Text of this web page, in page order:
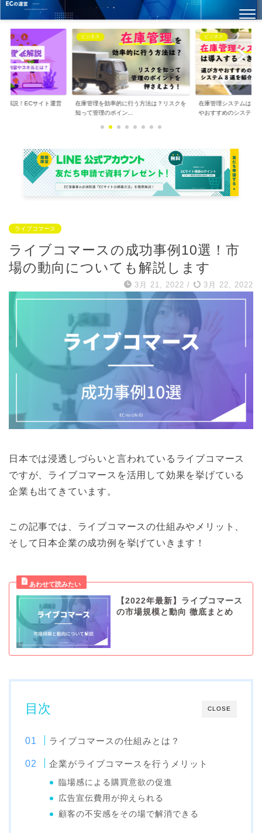
解説！ECサイト運営
ビジネス
在庫管理を効率的に行う方法は？リスクを
知って管理のポイン...
ビジネス
在庫管理システムは導
やおすすめのシステ...
ライブコマース
ライブコマースの成功事例10選！市
場の動向についても解説します
3月 21, 2022 / 3月 22, 2022
日本では浸透しづらいと言われているライブコマース
ですが、ライブコマースを活用して効果を挙げている
企業も出てきています。
この記事では、ライブコマースの仕組みやメリット、
そして日本企業の成功例を挙げていきます！
【2022年最新】ライブコマース
の市場規模と動向 徹底まとめ
CLOSE
目次
ライブコマースの仕組みとは？
企業がライブコマースを行うメリット
臨場感による購買意欲の促進
広告宣伝費用が抑えられる
顧客の不安感をその場で解消できる